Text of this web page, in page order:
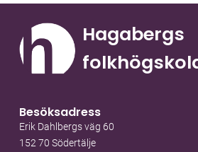
Hagabergs
Besöksadress
Erik Dahlbergs väg 60
152 70 Södertälje